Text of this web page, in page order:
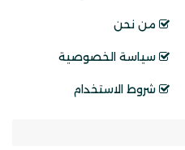
من نحن
سياسة الخصوصية
شروط الاستخدام